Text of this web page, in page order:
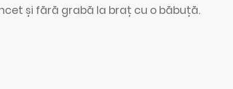
și fără grabă la braț cu o băbuță.